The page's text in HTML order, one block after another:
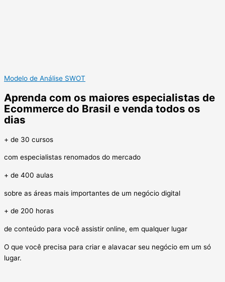
Modelo de Análise SWOT
Aprenda com os maiores especialistas de
Ecommerce do Brasil e venda todos os
dias
+ de 30 cursos
com especialistas renomados do mercado
+ de 400 aulas
sobre as áreas mais importantes de um negócio digital
+ de 200 horas
de conteúdo para você assistir online, em qualquer lugar
O que você precisa para criar e alavacar seu negócio em um só
lugar.